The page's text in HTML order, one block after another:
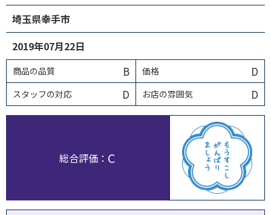
埼玉県幸手市
2019年07月22日
商品の品質 B 価格 D
スタッフの対応 D お店の雰囲気 D
総合評価： C